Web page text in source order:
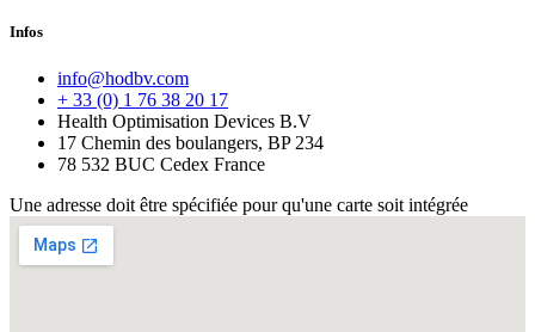
Infos
info@hodbv.com
+ 33 (0) 1 76 38 20 17
Health Optimisation Devices B.V
17 Chemin des boulangers, BP 234
78 532 BUC Cedex France
Une adresse doit être spécifiée pour qu'une carte soit intégrée